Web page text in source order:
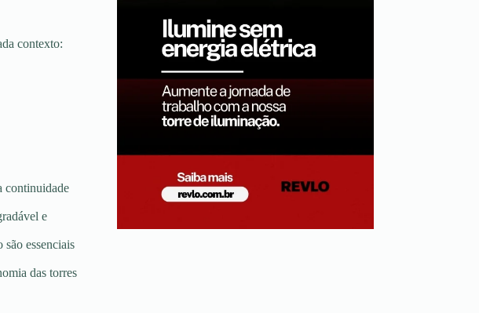
contexto:
continuidade
e
são essenciais
das torres